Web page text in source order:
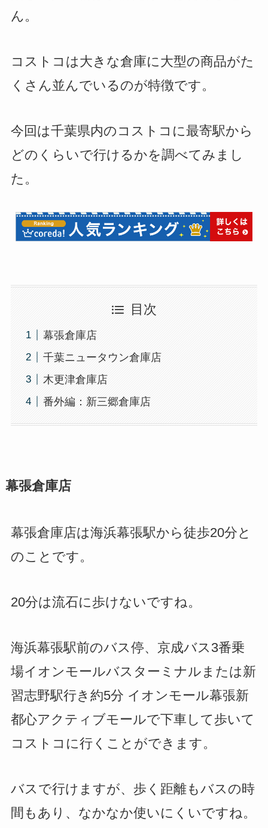
ん。
コストコは大きな倉庫に大型の商品がた
くさん並んでいるのが特徴です。
今回は千葉県内のコストコに最寄駅から
どのくらいで行けるかを調べてみまし
た。
目次
幕張倉庫店
千葉ニュータウン倉庫店
木更津倉庫店
番外編：新三郷倉庫店
幕張倉庫店
幕張倉庫店は海浜幕張駅から徒歩20分と
のことです。
20分は流石に歩けないですね。
海浜幕張駅前のバス停、京成バス3番乗
場イオンモールバスターミナルまたは新
習志野駅行き約5分 イオンモール幕張新
都心アクティブモールで下車して歩いて
コストコに行くことができます。
バスで行けますが、歩く距離もバスの時
間もあり、なかなか使いにくいですね。